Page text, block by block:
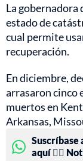
La gobernadora
estado de
cual permite
recuperación.
En diciembre,
arrasaron cinco
muertos en
Arkansas,
Suscríbase
aquí 👉🏻